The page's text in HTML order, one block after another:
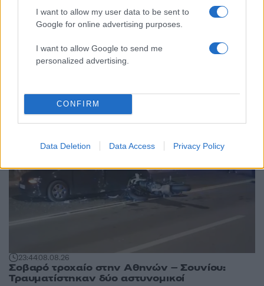
I want to allow my user data to be sent to
Google for online advertising purposes.
I want to allow Google to send me
personalized advertising.
CONFIRM
Data Deletion Data Access Privacy Policy
Ελλάδα: Περισσότερα
άρθρα
23:4408.08.26
Σοβαρό τροχαίο στην Αθηνών – Σουνίου:
Τραυματίστηκαν δύο αστυνομικοί